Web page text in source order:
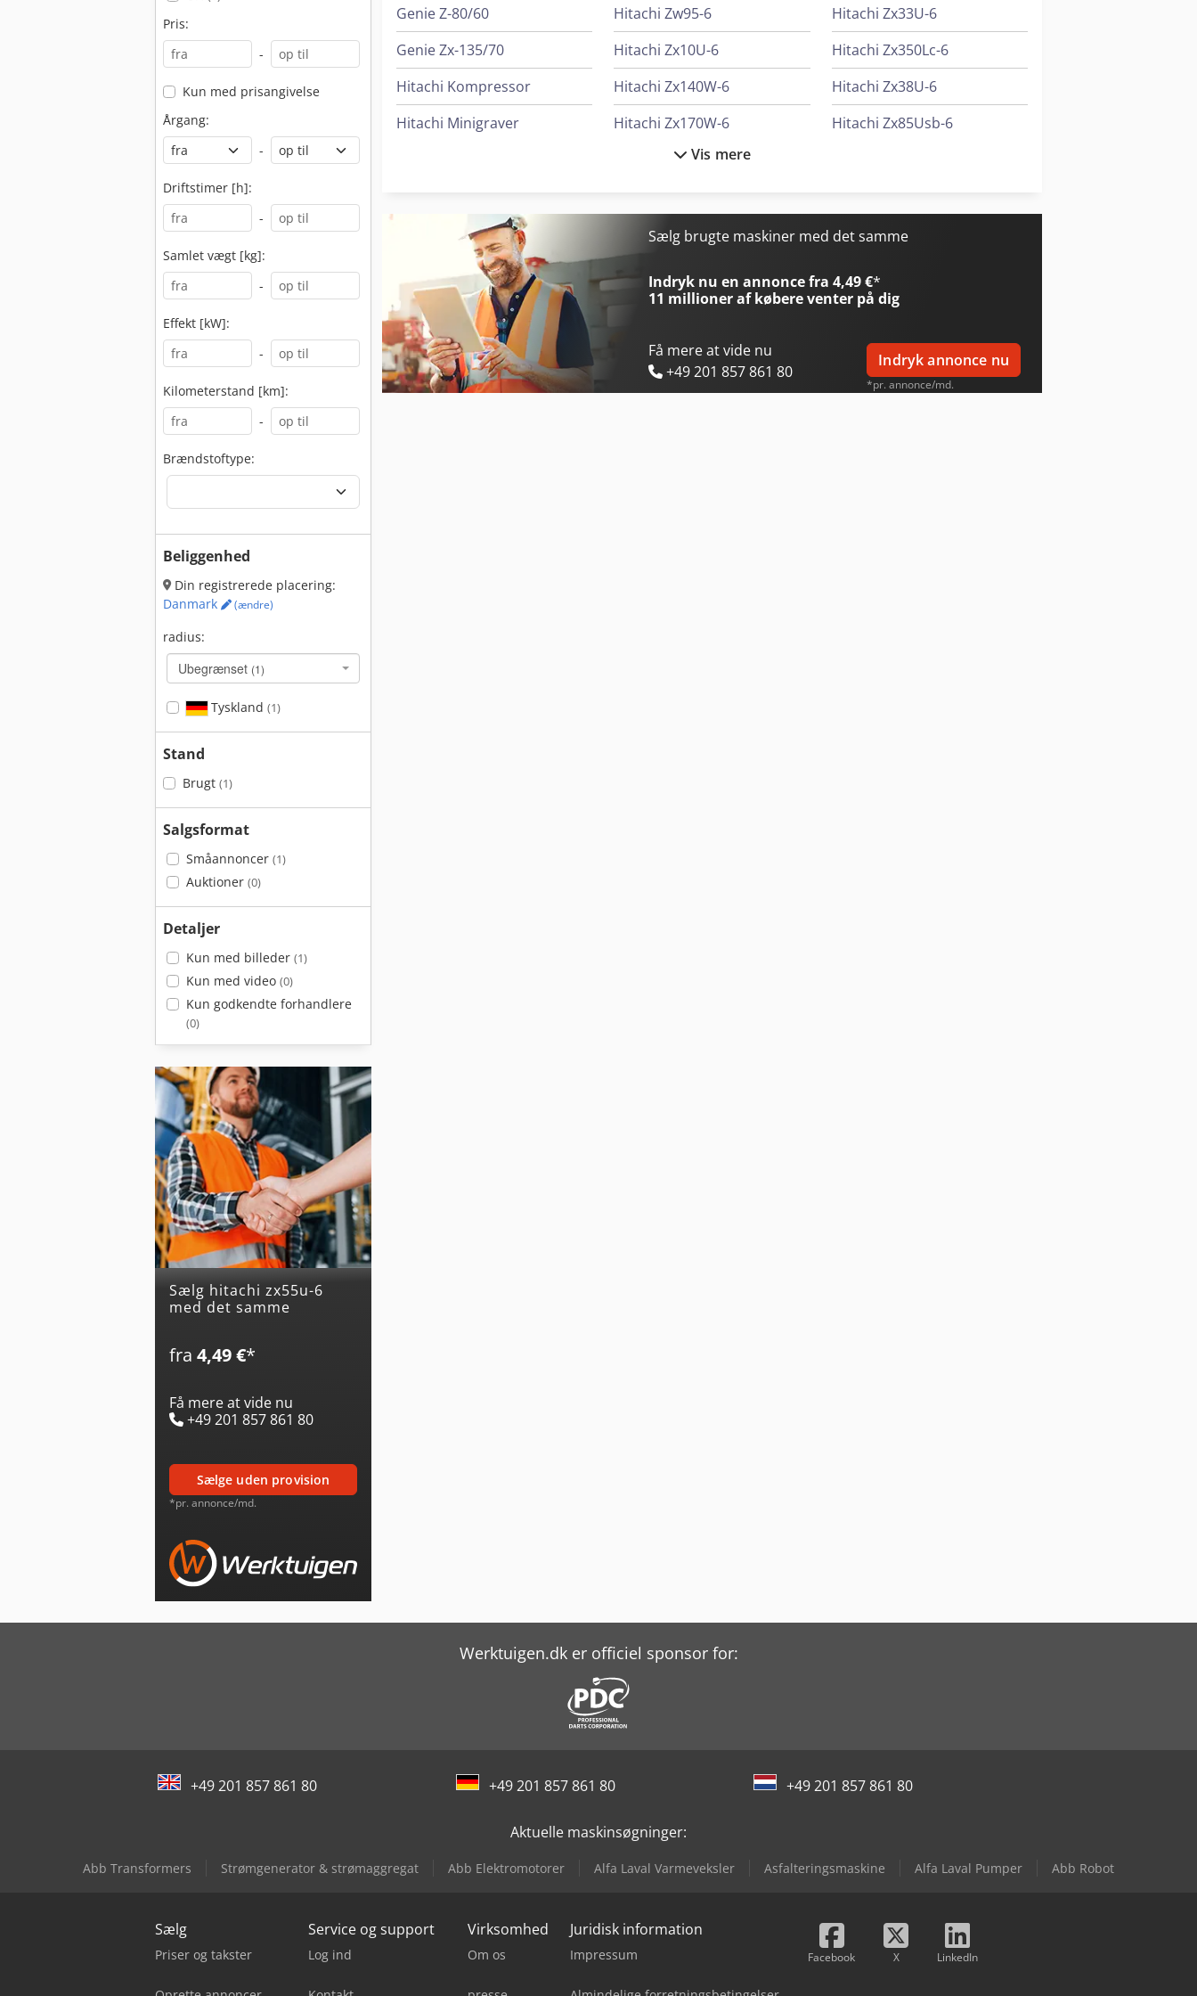
Pris:
-
Kun med prisangivelse
Årgang:
-
Driftstimer [h]:
-
Samlet vægt [kg]:
-
Effekt [kW]:
-
Kilometerstand [km]:
-
Brændstoftype:
Beliggenhed
Din registrerede placering:
Danmark
(ændre)
radius:
Ubegrænset (1)
Tyskland (1)
Stand
Brugt (1)
Salgsformat
Småannoncer (1)
Auktioner (0)
Detaljer
Kun med billeder (1)
Kun med video (0)
Kun godkendte forhandlere
(0)
Sælg hitachi zx55u-6
med det samme
fra 4,49 €*
Få mere at vide nu
+49 201 857 861 80
sælge uden provision
*pr. annonce/md.
selv at overbevise sig om varens/køretøjernes tilstand og udstyr. Ændringer, mellemhandel og fejl
forbeholdes.
Genie Z-80/60
Genie Zx-135/70
Hitachi Kompressor
Hitachi Minigraver
Hitachi Zw310
Hitachi Zw370-6
Hitachi Zw95-6
Hitachi Zx10U-6
Hitachi Zx140W-6
Hitachi Zx170W-6
Hitachi Zx19-6
Hitachi Zx210Lc-6
Hitachi Zx33U-6
Hitachi Zx350Lc-6
Hitachi Zx38U-6
Hitachi Zx85Usb-6
Vis mere
Sælg brugte maskiner med det samme
Indryk nu en annonce fra 4,49 €*
11 millioner af købereventer på dig
Få mere at vide nu
+49 201 857 861 80
Indryk annonce nu
*pr. annonce/md.
Werktuigen.dk er officiel sponsor for:
+49 201 857 861 80 +49 201 857 861 80 +49 201 857 861 80
Aktuelle maskinsøgninger:
Abb Transformers Strømgenerator & strømaggregat Abb Elektromotorer Alfa Laval Varmeveksler Asfalteringsmaskine Alfa Laval Pumper Abb Robot
Sælg
Priser og takster
Service og support
Log ind
Virksomhed
Om os
Juridisk information
Impressum Facebook X LinkedIn